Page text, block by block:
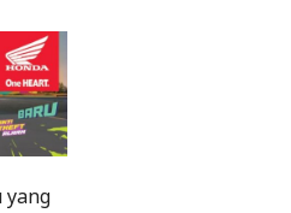
yang